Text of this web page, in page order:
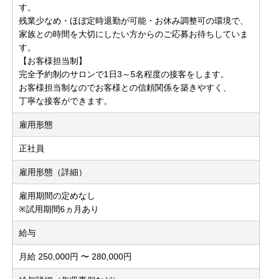
す。
残業少なめ・ほぼ定時退勤が可能・お休み調整可の環境で、
家族との時間を大切にしたい方からのご応募お待ちしていま
す。
【お客様担当制】
完全予約制のサロンで1日3～5名程度の接客をします。
お客様担当制なのでお客様との信頼関係を築きやすく、
丁寧な接客ができます。
雇用形態
正社員
雇用形態（詳細）
雇用期間の定めなし
※試用期間6ヵ月あり
給与
月給 250,000円 〜 280,000円